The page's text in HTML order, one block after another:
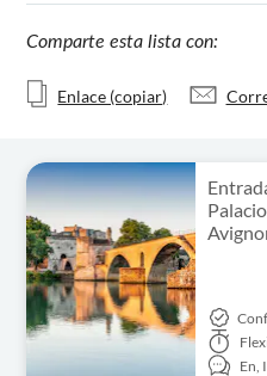
Comparte esta lista con:
Enlace (copiar)
En,